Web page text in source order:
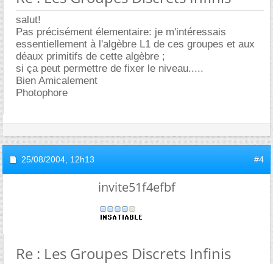
salut!
Pas précisément élementaire: je m'intéressais
essentiellement à l'algèbre L1 de ces groupes et aux
déaux primitifs de cette algèbre ;
si ça peut permettre de fixer le niveau.....
Bien Amicalement
Photophore
25/08/2004, 12h13 #4
invite51f4efbf
Re : Les Groupes Discrets Infinis